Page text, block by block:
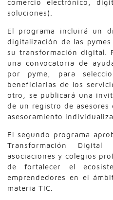
comercio electrónico,
soluciones).
El programa incluirá un
digitalización de las
su transformación digital.
una convocatoria de
por pyme, para
beneficiarias de los
otro, se publicará una
de un registro de
asesoramiento
El segundo programa
Transformación
asociaciones y colegios
de fortalecer el
emprendedores en el
materia TIC.